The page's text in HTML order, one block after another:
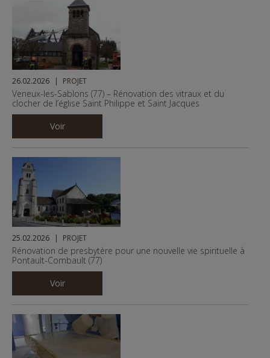
26.02.2026 PROJET
Veneux-les-Sablons (77) – Rénovation des vitraux et du
clocher de l’église Saint Philippe et Saint Jacques
Voir
25.02.2026 PROJET
Rénovation de presbytère pour une nouvelle vie spirituelle à
Pontault-Combault (77)
Voir